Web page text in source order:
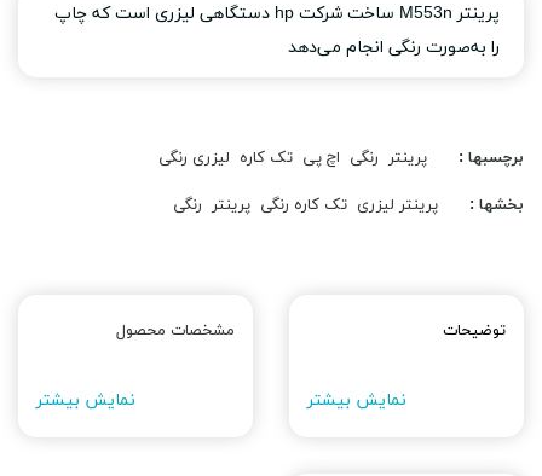
پرینتر M553n ساخت شرکت hp دستگاهی لیزری است که چاپ
را به‌صورت رنگی انجام می‌دهد
برچسبها : پرینتر رنگی اچ پی تک کاره لیزری رنگی
بخشها : پرینتر لیزری تک کاره رنگی پرینتر رنگی
توضیحات
نمایش بیشتر
مشخصات محصول
نمایش بیشتر